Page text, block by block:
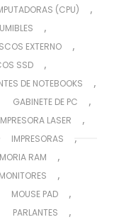
(CPU) ,
,
EXTERNO ,
SSD ,
DE NOTEBOOKS ,
GABINETE DE PC ,
LASER ,
IMPRESORAS ,
RAM ,
MONITORES ,
MOUSE PAD ,
PARLANTES ,